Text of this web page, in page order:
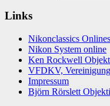
Links
Nikonclassics
Nikon System online
Ken Rockwell
VFDKV,
Impressum
Björn Rörslett